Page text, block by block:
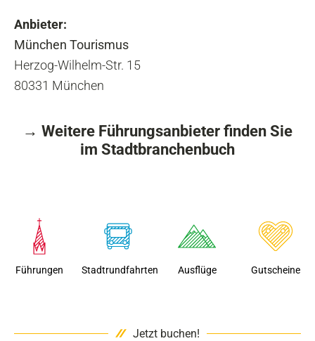
Anbieter:
München Tourismus
Herzog-Wilhelm-Str. 15
80331 München
→ Weitere Führungsanbieter finden Sie
im Stadtbranchenbuch
Führungen Stadtrundfahrten Ausflüge Gutscheine
Jetzt buchen!